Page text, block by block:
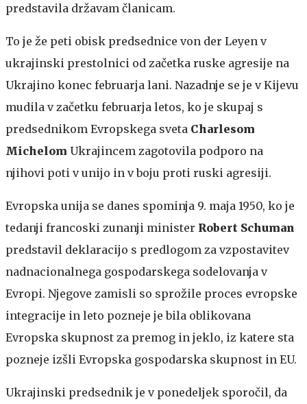
predstavila državam članicam.
To je že peti obisk predsednice von der Leyen v
ukrajinski prestolnici od začetka ruske agresije na
Ukrajino konec februarja lani. Nazadnje se je v Kijevu
mudila v začetku februarja letos, ko je skupaj s
predsednikom Evropskega sveta Charlesom
Michelom Ukrajincem zagotovila podporo na
njihovi poti v unijo in v boju proti ruski agresiji.
Evropska unija se danes spominja 9. maja 1950, ko je
tedanji francoski zunanji minister Robert Schuman
predstavil deklaracijo s predlogom za vzpostavitev
nadnacionalnega gospodarskega sodelovanja v
Evropi. Njegove zamisli so sprožile proces evropske
integracije in leto pozneje je bila oblikovana
Evropska skupnost za premog in jeklo, iz katere sta
pozneje izšli Evropska gospodarska skupnost in EU.
Ukrajinski predsednik je v ponedeljek sporočil, da